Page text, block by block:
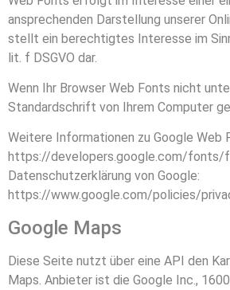
ansprechenden Darstellung unserer
stellt ein berechtigtes Interesse im
lit. f DSGVO dar.
Wenn Ihr Browser Web Fonts nicht
Standardschrift von Ihrem Computer
Weitere Informationen zu Google Web
https://developers.google.com/fonts/
Datenschutzerklärung von Google:
https://www.google.com/policies/
Google Maps
Diese Seite nutzt über eine API den
Maps. Anbieter ist die Google Inc.,